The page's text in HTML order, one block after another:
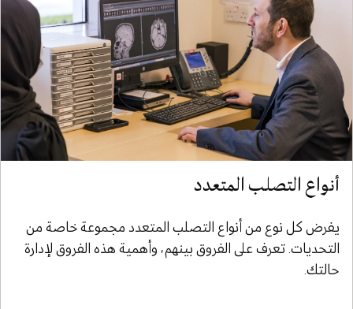
أنواع التصلب المتعدد
يفرض كل نوع من أنواع التصلب المتعدد مجموعة خاصة من
التحديات. تعرف على الفروق بينهم، وأهمية هذه الفروق لإدارة
حالتك.